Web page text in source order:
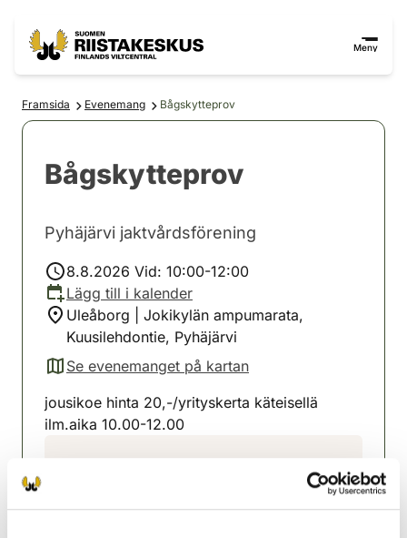
Meny
Framsida Evenemang Bågskytteprov
Bågskytteprov
Pyhäjärvi jaktvårdsförening
8.8.2026 Vid: 10:00-12:00
Lägg till i kalender
Uleåborg | Jokikylän ampumarata,
Kuusilehdontie, Pyhäjärvi
Se evenemanget på kartan
(avautuu uuteen välilehteen)
jousikoe hinta 20,-/yrityskerta käteisellä
ilm.aika 10.00-12.00
0449764602